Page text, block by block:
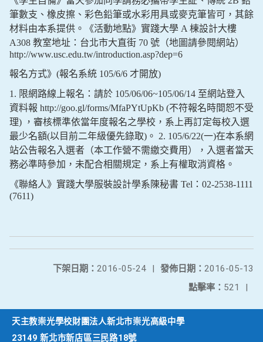
筆數支、橡皮擦、彩色鉛筆或水彩用具或麥克筆皆可，其餘
材料由本系提供。《活動地點》實踐大學 A 棟設計大樓
A308 教室地址：台北市大直街 70 號（地圖請參閱網站）
http://www.usc.edu.tw/introduction.asp?dep=6
報名方式》(報名系統 105/6/6 才開放)
1. 限網路線上報名：請於 105/06/06~105/06/14 至網站登入
資料報 http://goo.gl/forms/MfaPYtUpKb (不符報名時間恕不受
理) ，審核標準依當年度報名之學校，系上再訂定每校入選
最少名額(以目前二年級優先錄取)。 2. 105/6/22(一)在本系網
站公告報名入選者（本工作營不需繳交費用），入選者當天
務必準時參加，未配合相關規定，系上有權取消資格。
《聯絡人》實踐大學服裝設計學系陳秘書 Tel：02-2538-1111
(7611)
發佈日期： 2016-05-13
下架日期： 2016-05-24
|
點擊率： 521 |
天主教崇光學校財團法人新北市崇光高級中學
23149 新北市新店區三民路18號